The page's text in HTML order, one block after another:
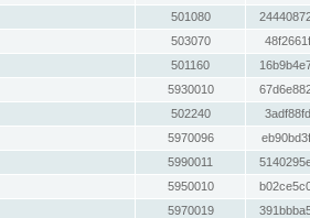
501080
503070
501160
5930010
502240
5970096
5990011
5950010
5970019